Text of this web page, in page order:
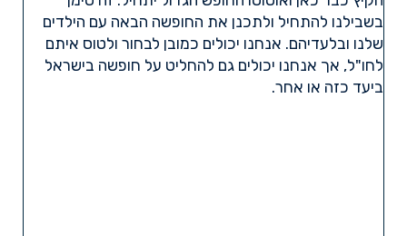
בשבילנו להתחיל ולתכנן את החופשה הבאה עם הילדים
שלנו ובלעדיהם. אנחנו יכולים כמובן לבחור ולטוס איתם
לחו"ל, אך אנחנו יכולים גם להחליט על חופשה בישראל
ביעד כזה או אחר.